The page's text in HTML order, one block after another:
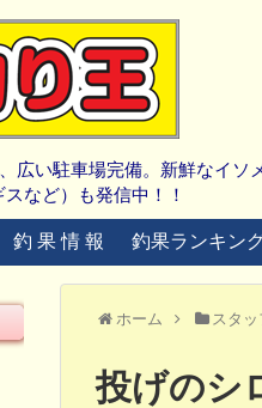
広い駐車場完備。新鮮なイ
など）も発信中！！
釣 果 情 報 釣果ランキン
ホーム スタ
投げのシ